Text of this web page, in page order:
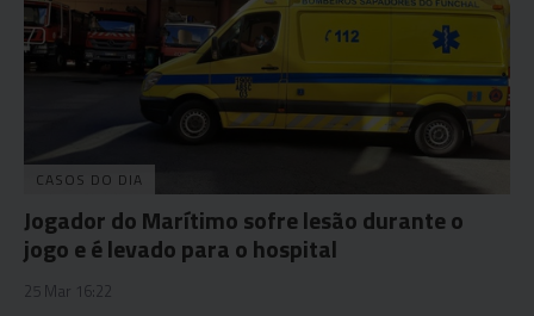
CASOS DO DIA
Jogador do Marítimo sofre lesão durante o
jogo e é levado para o hospital
25 Mar 16:22